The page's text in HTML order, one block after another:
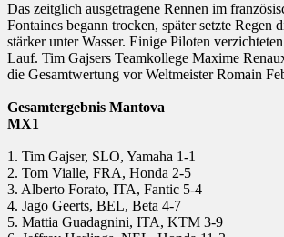
Das zeitglich ausgetragene Rennen im
Fontaines begann trocken, später setzte Regen
stärker unter Wasser. Einige Piloten
Lauf. Tim Gajsers Teamkollege Maxime
die Gesamtwertung vor Weltmeister Romain
Gesamtergebnis Mantova
MX1
1. Tim Gajser, SLO, Yamaha 1-1
2. Tom Vialle, FRA, Honda 2-5
3. Alberto Forato, ITA, Fantic 5-4
4. Jago Geerts, BEL, Beta 4-7
5. Mattia Guadagnini, ITA, KTM 3-9